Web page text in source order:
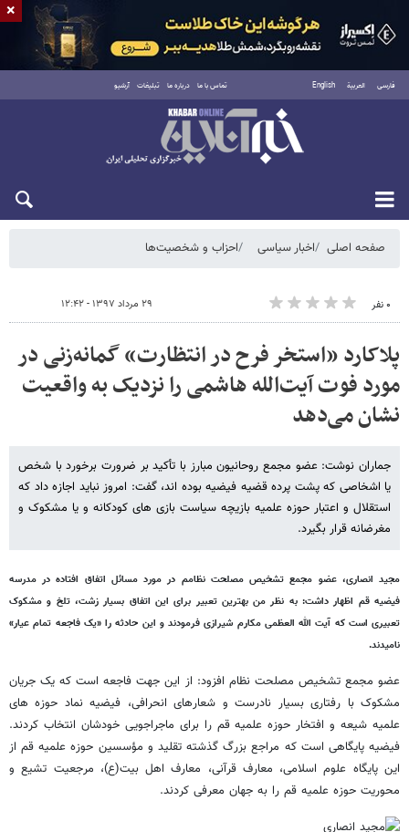
فارسی العربية English تماس با ما درباره ما تبلیغات آرشیو
شنبه ۱۷ مرداد ۱۴۰۵
صفحه اصلی اخبار سیاسی احزاب و شخصیت‌ها
۰ نفر ۲۹ مرداد ۱۳۹۷ - ۱۲:۴۲
پلاکارد «استخر فرح در انتظارت» گمانه‌زنی در
مورد فوت آیت‌الله هاشمی را نزدیک به واقعیت
نشان می‌دهد
جماران نوشت: عضو مجمع روحانیون مبارز با تأکید بر ضرورت برخورد با شخص
یا اشخاصی که پشت پرده قضیه فیضیه بوده اند، گفت: امروز نباید اجازه داد که
استقلال و اعتبار حوزه علمیه بازیچه سیاست بازی های کودکانه و یا مشکوک و
مغرضانه قرار بگیرد.
مجید انصاری، عضو مجمع تشخيص مصلحت نظامم در مورد مسائل اتفاق افتاده در مدرسه
فیضیه قم اظهار داشت: به نظر من بهترین تعبیر برای این اتفاق بسیار زشت، تلخ و مشکوک
تعبیری است که آیت الله العظمی مکارم شیرازی فرمودند و این حادثه را «یک فاجعه تمام عیار»
نامیدند.
عضو مجمع تشخیص مصلحت نظام افزود: از این جهت فاجعه است که یک جریان
مشکوک با رفتاری بسیار نادرست و شعارهای انحرافی، فیضیه نماد حوزه های
علمیه شیعه و افتخار حوزه علمیه قم را برای ماجراجویی خودشان انتخاب کردند.
فیضیه پایگاهی است که مراجع بزرگ گذشته تقلید و مؤسسین حوزه علمیه قم از
این پایگاه علوم اسلامی، معارف قرآنی، معارف اهل بیت(ع)، مرجعیت تشیع و
محوریت حوزه علمیه قم را به جهان معرفی کردند.
×